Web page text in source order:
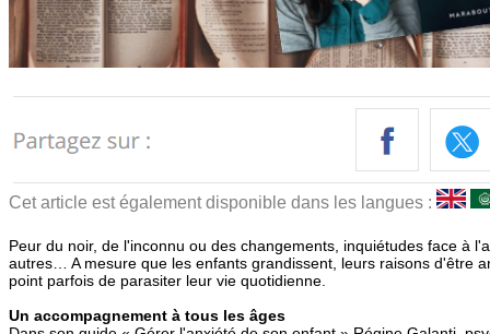
Cet article est également disponible dans les langues :
Peur du noir, de l'inconnu ou des changements, inquiétudes face à
autres… A mesure que les enfants grandissent, leurs raisons d'être
point parfois de parasiter leur vie quotidienne.
Un accompagnement à tous les âges